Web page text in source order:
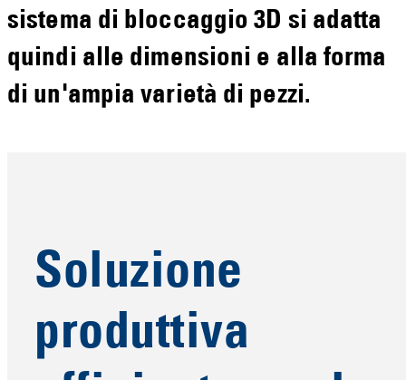
sistema di bloccaggio 3D si adatta
quindi alle dimensioni e alla forma
di un'ampia varietà di pezzi.
Soluzione
produttiva